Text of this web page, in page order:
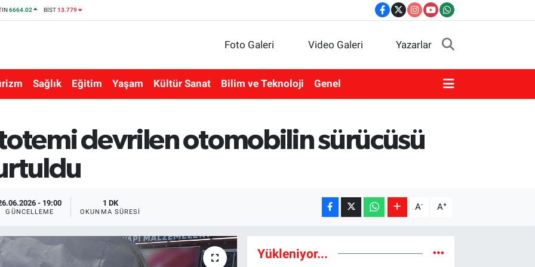
6664.02 BİST13.779
Foto Galeri Video Galeri Yazarlar
Sağlık Eğitim Yaşam Kültür Sanat Bilim ve Teknoloji Genel
devrilen otomobilin sürücüsü
- 19:00
GÜNCELLEME
1 DK
OKUNMA SÜRESI A- A+
Yükleniyor...